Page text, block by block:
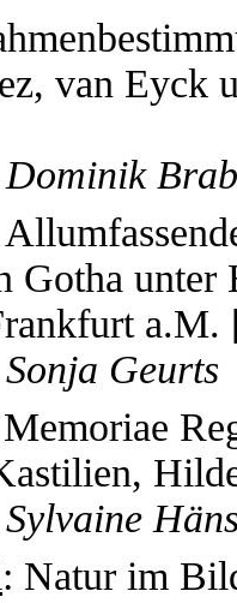
van Eyck
Dominik
Gotha
a.M.
Geurts
: Natur im